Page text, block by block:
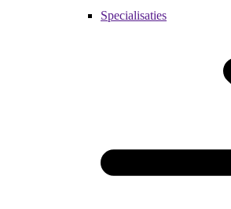
Specialisaties